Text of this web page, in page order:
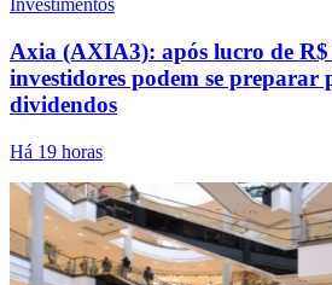
Investimentos
Axia (AXIA3): após lucro de
investidores podem se preparar
dividendos
Há 19 horas